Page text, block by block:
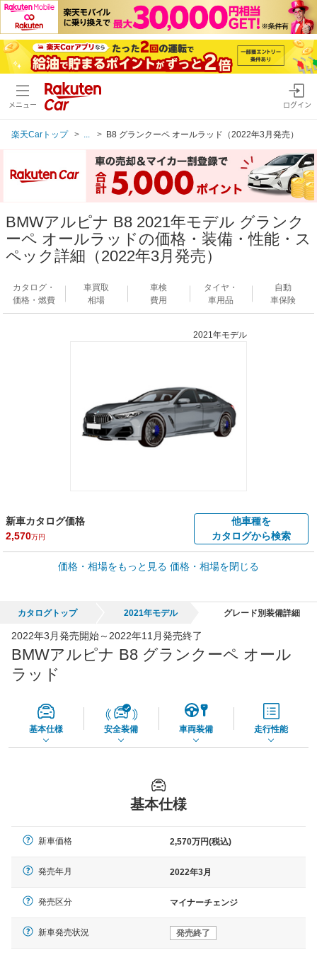
メニュー ログイン
楽天Carトップ B8 グランクーペ オールラッド（2022年3月発売）
BMWアルピナ B8 2021年モデル グランク
ーペ オールラッドの価格・装備・性能・ス
ペック詳細（2022年3月発売）
カタログ・
価格・燃費
車買取
相場
車検
費用
タイヤ・
車用品
自動
車保険
2021年モデル
新車カタログ価格
2,570万円
他車種を
カタログから検索
車買取価格 *
クルマを高額売却
全国平均の車検価格 *
*当該価格は車種別の価格となります。
価格・相場をもっと見る 価格・相場を閉じる
カタログトップ 2021年モデル グレード別装備詳細
2022年3月発売開始～2022年11月発売終了
BMWアルピナ B8 グランクーペ オール
ラッド
基本仕様 安全装備 車両装備 走行性能
基本仕様
新車価格 2,570万円(税込)
発売年月 2022年3月
発売区分 マイナーチェンジ
新車発売状況 発売終了